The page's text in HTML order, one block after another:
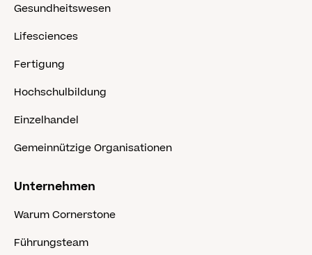
Gesundheitswesen
Lifesciences
Fertigung
Hochschulbildung
Einzelhandel
Gemeinnützige Organisationen
Unternehmen
Warum Cornerstone
Führungsteam